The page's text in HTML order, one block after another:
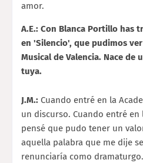
amor.
A.E.: Con Blanca Portillo has
en 'Silencio', que pudimos ver
Musical de Valencia. Nace de
tuya.
J.M.: Cuando entré en la
un discurso. Cuando entré en
pensé que pudo tener un
aquella palabra que me dije
renunciaría como